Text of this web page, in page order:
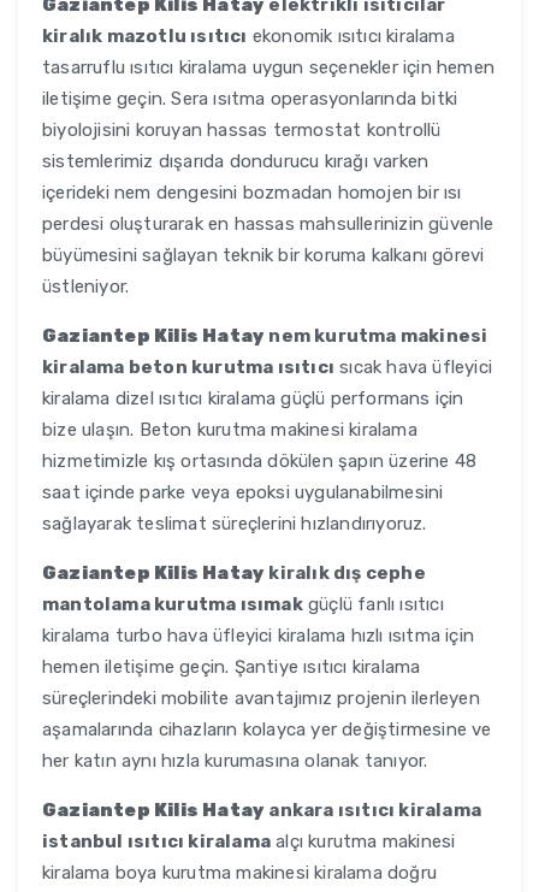
Gaziantep Kilis Hatay elektrikli ısıtıcılar
kiralık mazotlu ısıtıcı ekonomik ısıtıcı kiralama
tasarruflu ısıtıcı kiralama uygun seçenekler için hemen
iletişime geçin. Sera ısıtma operasyonlarında bitki
biyolojisini koruyan hassas termostat kontrollü
sistemlerimiz dışarıda dondurucu kırağı varken
içerideki nem dengesini bozmadan homojen bir ısı
perdesi oluşturarak en hassas mahsullerinizin güvenle
büyümesini sağlayan teknik bir koruma kalkanı görevi
üstleniyor.
Gaziantep Kilis Hatay nem kurutma makinesi
kiralama beton kurutma ısıtıcı sıcak hava üfleyici
kiralama dizel ısıtıcı kiralama güçlü performans için
bize ulaşın. Beton kurutma makinesi kiralama
hizmetimizle kış ortasında dökülen şapın üzerine 48
saat içinde parke veya epoksi uygulanabilmesini
sağlayarak teslimat süreçlerini hızlandırıyoruz.
Gaziantep Kilis Hatay kiralık dış cephe
mantolama kurutma ısımakgüçlü fanlı ısıtıcı
kiralama turbo hava üfleyici kiralama hızlı ısıtma için
hemen iletişime geçin. Şantiye ısıtıcı kiralama
süreçlerindeki mobilite avantajımız projenin ilerleyen
aşamalarında cihazların kolayca yer değiştirmesine ve
her katın aynı hızla kurumasına olanak tanıyor.
Gaziantep Kilis Hatay ankara ısıtıcı kiralama
istanbul ısıtıcı kiralama alçı kurutma makinesi
kiralama boya kurutma makinesi kiralama doğru